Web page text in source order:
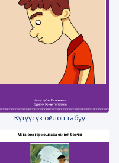
Күтүүсүз ойлоп табуу